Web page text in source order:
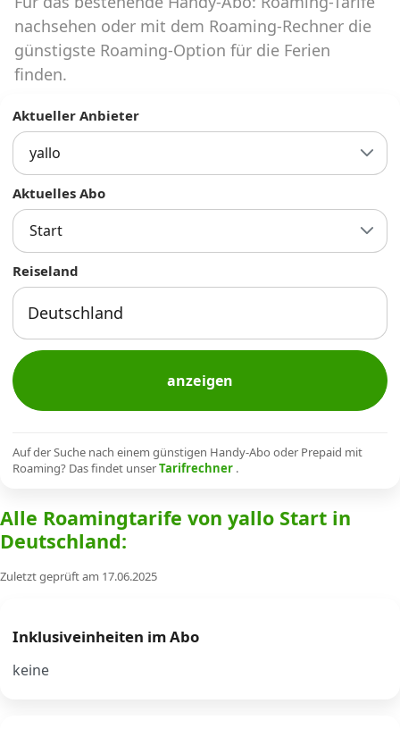
Abos für Tablets, Hotspots und Smart
Watches
Alle Anbieter
Handy-Abo-Aktionen
Handy-Abo kündigen oder
Alle Mobile-Vergleiche
Internet, TV, Telefon
Kombi-Angebote
News
nachsehen oder mit dem Roaming-Rechner die
günstigste Roaming-Option für die Ferien
finden.
Aktueller Anbieter
yallo
Aktuelles Abo
Start
Reiseland
anzeigen
Auf der Suche nach einem günstigen Handy-Abo oder Prepaid mit
Roaming? Das findet unserTarifrechner .
Alle Roamingtarife von yallo Start in
Deutschland:
Zuletzt geprüft am 17.06.2025
Inklusiveinheiten im Abo
keine